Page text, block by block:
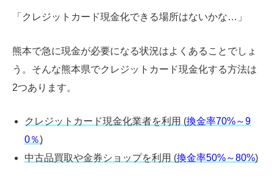
「クレジットカード現金化できる場所はないかな…」
熊本で急に現金が必要になる状況はよくあることでしょ
う。そんな熊本県でクレジットカード現金化する方法は
2つあります。
クレジットカード現金化業者を利用 (換金率70%～9
0％)
中古品買取や金券ショップを利用 (換金率50%～80%)